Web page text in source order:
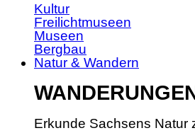
Kultur
Freilichtmuseen
Museen
Bergbau
Natur & Wandern
Erkunde Sachsens Natur